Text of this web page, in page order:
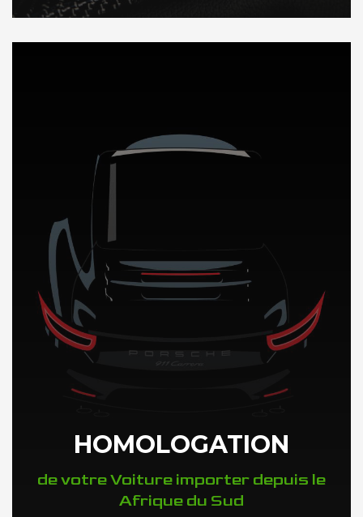
DÉCOUVREZ NOTRE IMPORTATION AUTO en Afrique du Sud
HOMOLOGATION
de votre Voiture importer depuis le
Afrique du Sud